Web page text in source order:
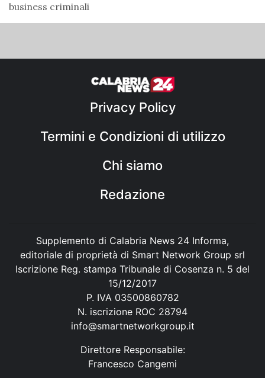
business criminali
Privacy Policy
Termini e Condizioni di utilizzo
Chi siamo
Redazione
Supplemento di Calabria News 24 Informa,
editoriale di proprietà di Smart Network Group srl
Iscrizione Reg. stampa Tribunale di Cosenza n. 5 del
15/12/2017
P. IVA 03500860782
N. iscrizione ROC 28794
info@smartnetworkgroup.it
Direttore Responsabile:
Francesco Cangemi